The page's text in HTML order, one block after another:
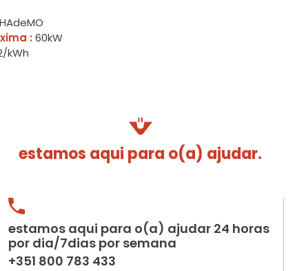
: 60kW
kWh
estamos aqui para o(a) ajudar.
estamos aqui para o(a) ajudar 24 horas
por dia/7dias por semana
+351 800 783 433